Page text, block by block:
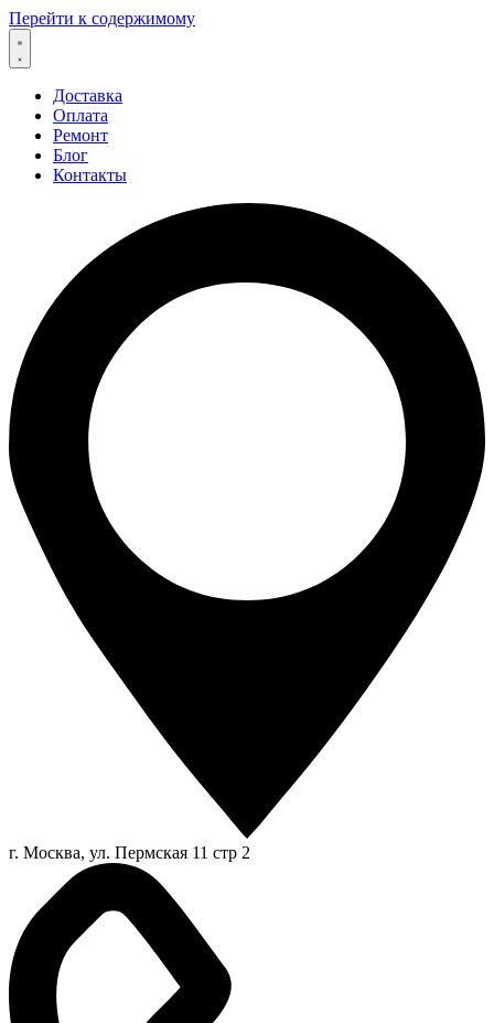
Перейти к содержимому
Доставка
Оплата
Ремонт
Блог
Контакты
г. Москва, ул. Пермская 11 стр 2